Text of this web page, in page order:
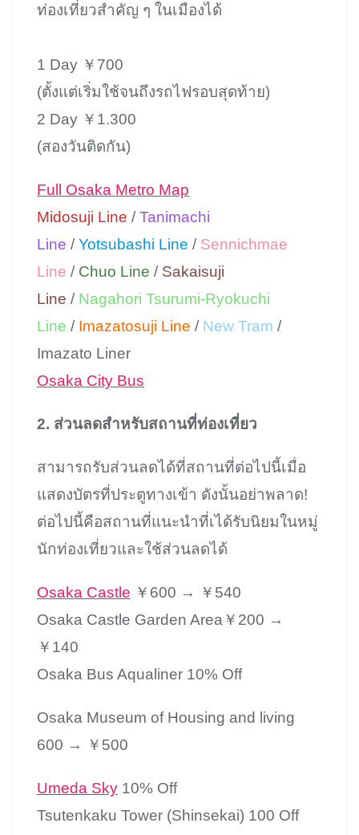
ท่องเที่ยวสำคัญ ๆ ในเมืองได้
1 Day ￥700
(ตั้งแต่เริ่มใช้จนถึงรถไฟรอบสุดท้าย)
2 Day ￥1.300
(สองวันติดกัน)
Full Osaka Metro Map
Midosuji Line / Tanimachi
Line / Yotsubashi Line / Sennichmae
Line / Chuo Line / Sakaisuji
Line / Nagahori Tsurumi-Ryokuchi
Line / Imazatosuji Line / New Tram /
Imazato Liner
Osaka City Bus
2. ส่วนลดสำหรับสถานที่ท่องเที่ยว
สามารถรับส่วนลดได้ที่สถานที่ต่อไปนี้เมื่อ
แสดงบัตรที่ประตูทางเข้า ดังนั้นอย่าพลาด!
ต่อไปนี้คือสถานที่แนะนำที่เได้รับนิยมในหมู่
นักท่องเที่ยวและใช้ส่วนลดได้
Osaka Castle ￥600 → ￥540
Osaka Castle Garden Area￥200 →
￥140
Osaka Bus Aqualiner 10% Off
Osaka Museum of Housing and living
600 → ￥500
Umeda Sky 10% Off
Tsutenkaku Tower (Shinsekai) 100 Off